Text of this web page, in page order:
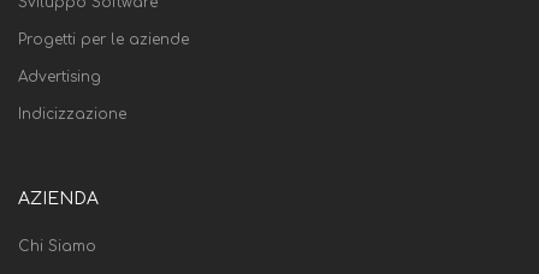
Progetti per le aziende
Advertising
Indicizzazione
AZIENDA
Chi Siamo